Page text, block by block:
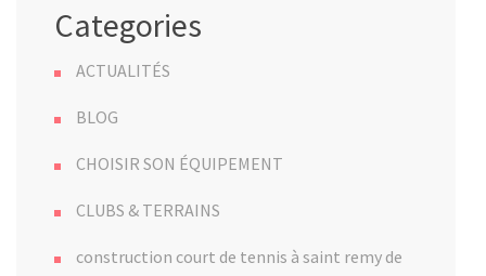
Categories
ACTUALITÉS
BLOG
CHOISIR SON ÉQUIPEMENT
CLUBS & TERRAINS
construction court de tennis à saint remy de